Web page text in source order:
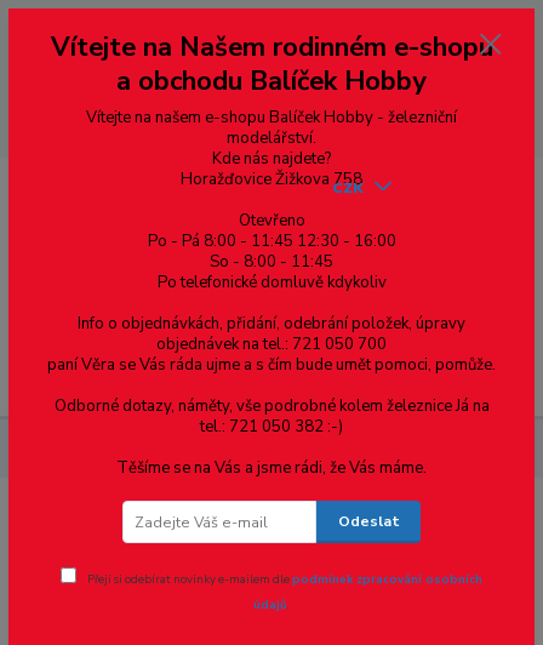
--- pro zákazníky ze Slovenska a jiných zemí, pokud chcete platit v eurech
přepněte si e-shop na euro 💶 pro přepočet měny - pravý horní roh ---
dobírky – pokud si z nějakého důvodu zásilku nevyzvednete, bude po
domluvě zaslána znovu s opětovnou platbou za poštovné, v opačném
případě bude zrušena a účet přidán na blacklist a rušeny následující
objednávky.
Menu
CZK
Závitník strojní M2 - titan.
Novinka Akce
Vítejte na Našem rodinném e-shopu
a obchodu Balíček Hobby
Vítejte na našem e-shopu Balíček Hobby - železniční
modelářství.
Kde nás najdete?
Horažďovice Žižkova 758
Otevřeno
Po - Pá 8:00 - 11:45 12:30 - 16:00
So - 8:00 - 11:45
Po telefonické domluvě kdykoliv
Info o objednávkách, přidání, odebrání položek, úpravy
objednávek na tel.: 721 050 700
paní Věra se Vás ráda ujme a s čím bude umět pomoci, pomůže.
Odborné dotazy, náměty, vše podrobné kolem železnice Já na
tel.: 721 050 382 :-)
Těšíme se na Vás a jsme rádi, že Vás máme.
Odeslat
Přeji si odebírat novinky e-mailem dlepodmínek zpracování osobních
údajů.